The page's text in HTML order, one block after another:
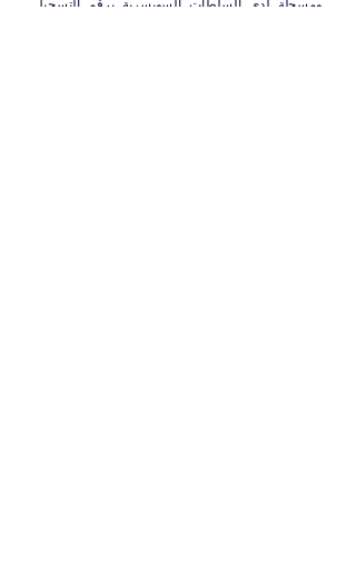
ومسجلة لدى السلطات السويسرية برقم التسجيل